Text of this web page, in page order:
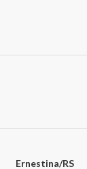
Ernestina/RS